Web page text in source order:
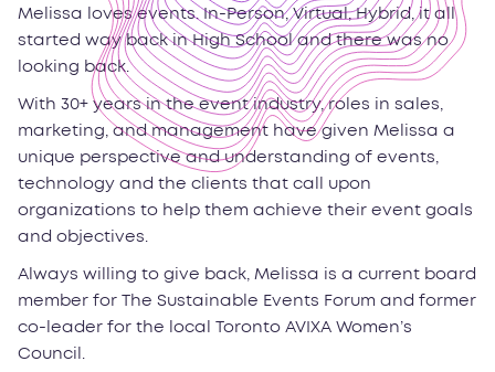
Melissa loves events. In-Person, Virtual, Hybrid, it all
started way back in High School and there was no
looking back.
With 30+ years in the event industry, roles in sales,
marketing, and management have given Melissa a
unique perspective and understanding of events,
technology and the clients that call upon
organizations to help them achieve their event goals
and objectives.
Always willing to give back, Melissa is a current board
member for The Sustainable Events Forum and former
co-leader for the local Toronto AVIXA Women’s
Council.